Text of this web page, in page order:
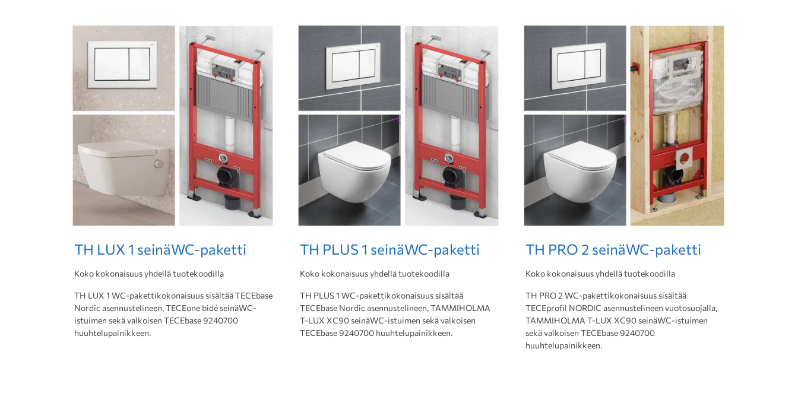
TH LUX 1 seinäWC-paketti
Koko kokonaisuus yhdellä tuotekoodilla
TH LUX 1 WC-pakettikokonaisuus sisältää TECEbase
Nordic asennustelineen, TECEone bidé seinäWC-
istuimen sekä valkoisen TECEbase 9240700
huuhtelupainikkeen.
TH PLUS 1 seinäWC-paketti
Koko kokonaisuus yhdellä tuotekoodilla
TH PLUS 1 WC-pakettikokonaisuus sisältää
TECEbase Nordic asennustelineen, TAMMIHOLMA
T-LUX XC90 seinäWC-istuimen sekä valkoisen
TECEbase 9240700 huuhtelupainikkeen.
TH PRO 2 seinäWC-paketti
Koko kokonaisuus yhdellä tuotekoodilla
TH PRO 2 WC-pakettikokonaisuus sisältää
TECEprofil NORDIC asennustelineen vuotosuojalla,
TAMMIHOLMA T-LUX XC90 seinäWC-istuimen
sekä valkoisen TECEbase 9240700
huuhtelupainikkeen.